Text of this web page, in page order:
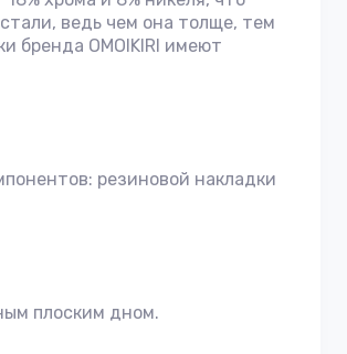
ведь чем она толще, тем
бренда OMOIKIRI имеют
резиновой накладки
плоским дном.